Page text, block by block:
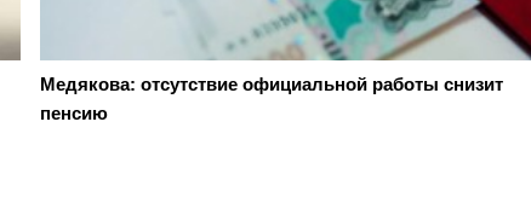
Медякова: отсутствие официальной работы снизит
пенсию